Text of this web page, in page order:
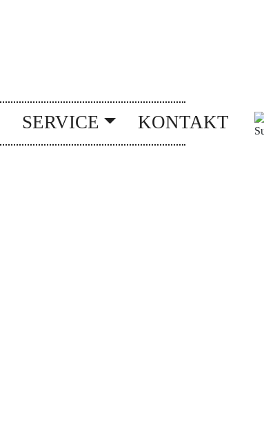
SERVICE KONTAKT